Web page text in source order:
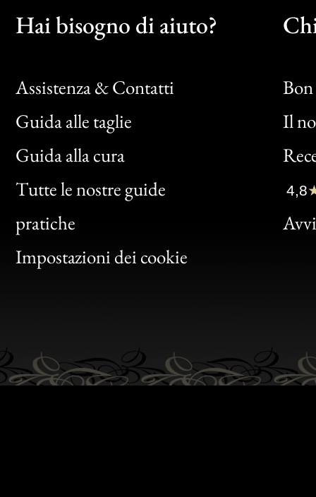
Hai bisogno di aiuto?
Assistenza & Contatti
Guida alle taglie
Guida alla cura
Tutte le nostre guide
pratiche
Impostazioni dei cookie
Il
Bon
Clic
Bon
4,8